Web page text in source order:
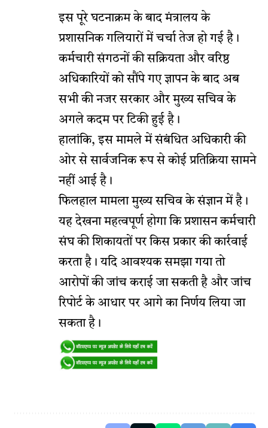
इस पूरे घटनाक्रम के बाद मंत्रालय के
प्रशासनिक गलियारों में चर्चा तेज हो गई है।
कर्मचारी संगठनों की सक्रियता और वरिष्ठ
अधिकारियों को सौंपे गए ज्ञापन के बाद अब
सभी की नजर सरकार और मुख्य सचिव के
अगले कदम पर टिकी हुई है।
हालांकि, इस मामले में संबंधित अधिकारी की
ओर से सार्वजनिक रूप से कोई प्रतिक्रिया सामने
नहीं आई है।
फिलहाल मामला मुख्य सचिव के संज्ञान में है।
यह देखना महत्वपूर्ण होगा कि प्रशासन कर्मचारी
संघ की शिकायतों पर किस प्रकार की कार्रवाई
करता है। यदि आवश्यक समझा गया तो
आरोपों की जांच कराई जा सकती है और जांच
रिपोर्ट के आधार पर आगे का निर्णय लिया जा
सकता है।